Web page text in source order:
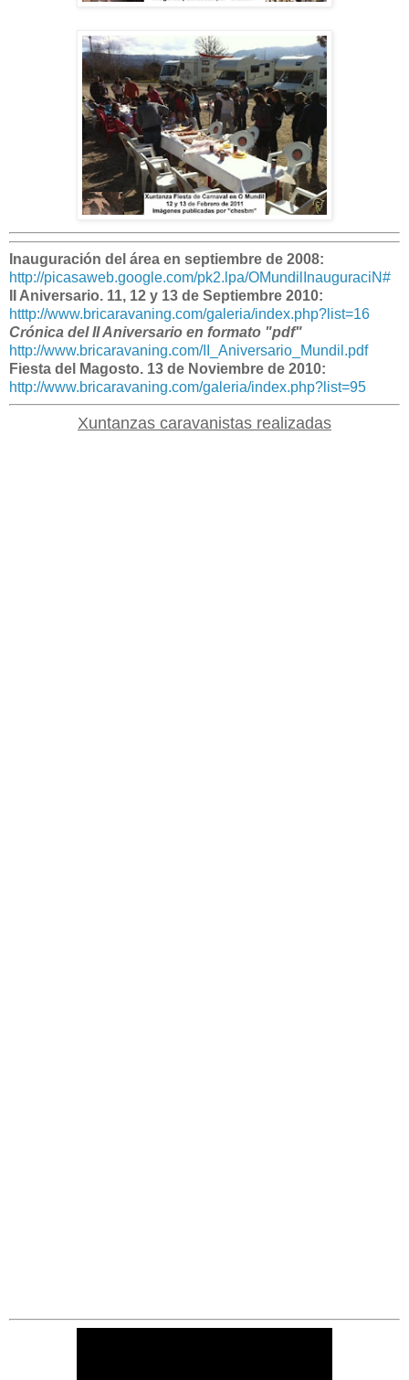
Inauguración del área en septiembre de 2008:
http://picasaweb.google.com/pk2.lpa/OMundilInauguraciN#
II Aniversario. 11, 12 y 13 de Septiembre 2010:
htttp://www.bricaravaning.com/galeria/index.php?list=16
Crónica del II Aniversario en formato "pdf"
http://www.bricaravaning.com/II_Aniversario_Mundil.pdf
Fiesta del Magosto. 13 de Noviembre de 2010:
http://www.bricaravaning.com/galeria/index.php?list=95
Xuntanzas caravanistas realizadas